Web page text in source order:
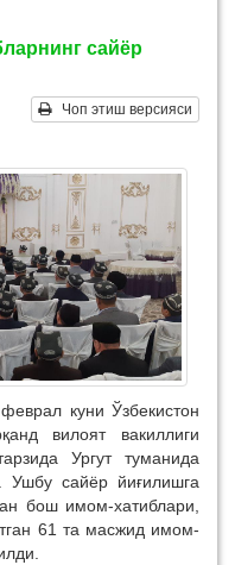
сайёр
Чоп этиш версияси
куни Ўзбекистон
вилоят вакиллиги
Ургут туманида
Ушбу сайёр йиғилишга
бош имом-хатиблари,
61 та масжид имом-